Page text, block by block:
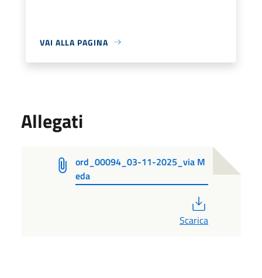
VAI ALLA PAGINA
Allegati
ord_00094_03-11-2025_via M
eda
Scarica